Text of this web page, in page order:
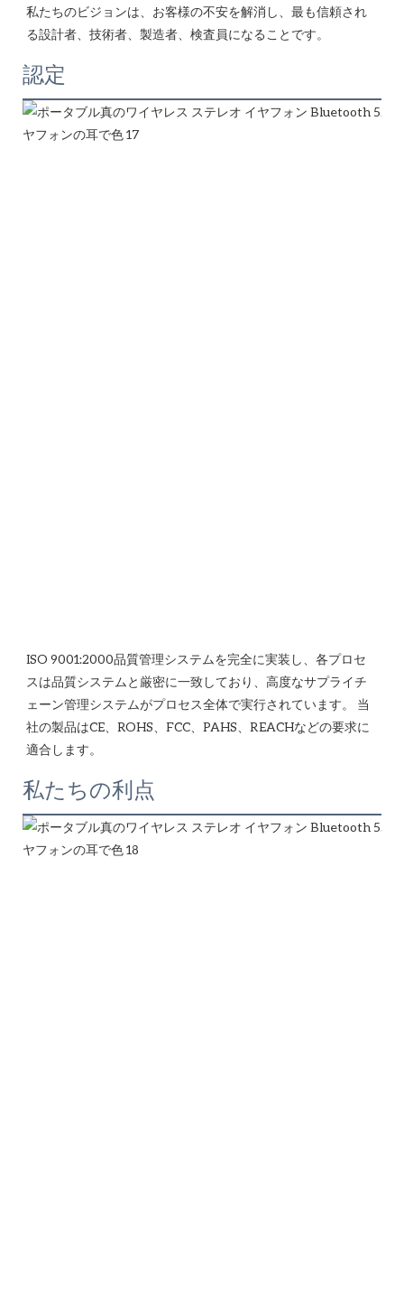
私たちのビジョンは、お客様の不安を解消し、最も信頼され
認定
ISO 9001:2000品質管理システムを完全に実装し、各プロセ
スは品質システムと厳密に一致しており、高度なサプライチ
ェーン管理システムがプロセス全体で実行されています。 当
社の製品はCE、ROHS、FCC、PAHS、REACHなどの要求に
私たちの利点